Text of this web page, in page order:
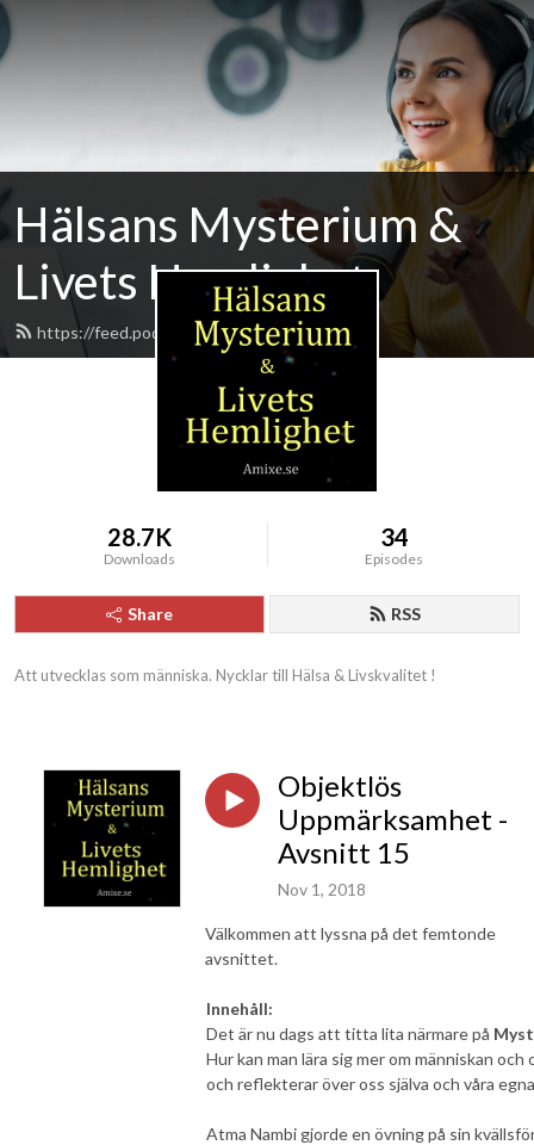
Hälsans Mysterium &
Livets Hemlighet
https://feed.podbean.com/AMIXE/feed.xml
28.7K
Downloads
34
Episodes
Share RSS
Att utvecklas som människa. Nycklar till Hälsa & Livskvalitet !
Objektlös
Uppmärksamhet -
Avsnitt 15
Nov 1, 2018
Välkommen att lyssna på det femtonde
avsnittet.
Innehåll:
Det är nu dags att titta lita närmare på
Hur kan man lära sig mer om människan
och reflekterar över oss själva och våra
Atma Nambi gjorde en övning på sin